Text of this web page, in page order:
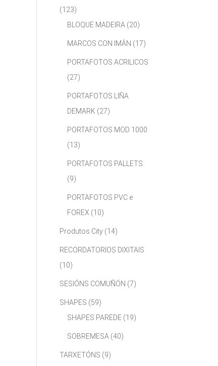
(123)
BLOQUE MADEIRA (20)
MARCOS CON IMÁN (17)
PORTAFOTOS ACRILICOS
(27)
PORTAFOTOS LIÑA
DEMARK (27)
PORTAFOTOS MOD 1000
(13)
PORTAFOTOS PALLETS
(9)
PORTAFOTOS PVC e
FOREX (10)
Produtos City (14)
RECORDATORIOS DIXITAIS
(10)
SESIÓNS COMUÑÓN (7)
SHAPES (59)
SHAPES PAREDE (19)
SOBREMESA (40)
TARXETÓNS (9)